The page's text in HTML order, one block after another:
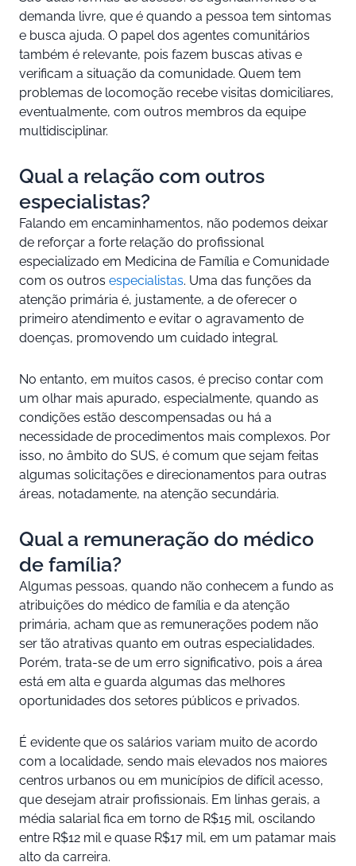
demanda livre, que é quando a pessoa tem sintomas
e busca ajuda. O papel dos agentes comunitários
também é relevante, pois fazem buscas ativas e
verificam a situação da comunidade. Quem tem
problemas de locomoção recebe visitas domiciliares,
eventualmente, com outros membros da equipe
multidisciplinar.
Qual a relação com outros
especialistas?
Falando em encaminhamentos, não podemos deixar
de reforçar a forte relação do profissional
especializado em Medicina de Família e Comunidade
com os outros especialistas. Uma das funções da
atenção primária é, justamente, a de oferecer o
primeiro atendimento e evitar o agravamento de
doenças, promovendo um cuidado integral.
No entanto, em muitos casos, é preciso contar com
um olhar mais apurado, especialmente, quando as
condições estão descompensadas ou há a
necessidade de procedimentos mais complexos. Por
isso, no âmbito do SUS, é comum que sejam feitas
algumas solicitações e direcionamentos para outras
áreas, notadamente, na atenção secundária.
Qual a remuneração do médico
de família?
Algumas pessoas, quando não conhecem a fundo as
atribuições do médico de família e da atenção
primária, acham que as remunerações podem não
ser tão atrativas quanto em outras especialidades.
Porém, trata-se de um erro significativo, pois a área
está em alta e guarda algumas das melhores
oportunidades dos setores públicos e privados.
É evidente que os salários variam muito de acordo
com a localidade, sendo mais elevados nos maiores
centros urbanos ou em municípios de difícil acesso,
que desejam atrair profissionais. Em linhas gerais, a
média salarial fica em torno de R$15 mil, oscilando
entre R$12 mil e quase R$17 mil, em um patamar mais
alto da carreira.